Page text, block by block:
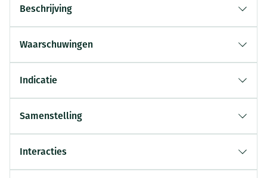
Beschrijving
Waarschuwingen
Indicatie
Samenstelling
Interacties